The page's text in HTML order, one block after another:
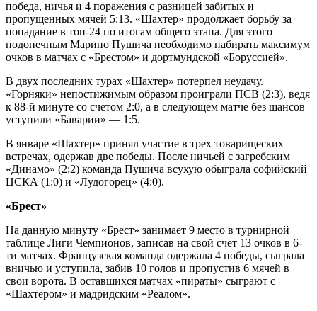
победа, ничья и 4 поражения с разницей забитых и
пропущенных мячей 5:13. «Шахтер» продолжает борьбу за
попадание в топ-24 по итогам общего этапа. Для этого
подопечным Марино Пушича необходимо набирать максимум
очков в матчах с «Брестом» и дортмундской «Боруссией».
В двух последних турах «Шахтер» потерпел неудачу.
«Горняки» непостижимым образом проиграли ПСВ (2:3), ведя
к 88-й минуте со счетом 2:0, а в следующем матче без шансов
уступили «Баварии» — 1:5.
В январе «Шахтер» принял участие в трех товарищеских
встречах, одержав две победы. После ничьей с загребским
«Динамо» (2:2) команда Пушича всухую обыграла софийский
ЦСКА (1:0) и «Лудогорец» (4:0).
«Брест»
На данную минуту «Брест» занимает 9 место в турнирной
таблице Лиги Чемпионов, записав на свой счет 13 очков в 6-
ти матчах. Французская команда одержала 4 победы, сыграла
вничью и уступила, забив 10 голов и пропустив 6 мячей в
свои ворота. В оставшихся матчах «пираты» сыграют с
«Шахтером» и мадридским «Реалом».